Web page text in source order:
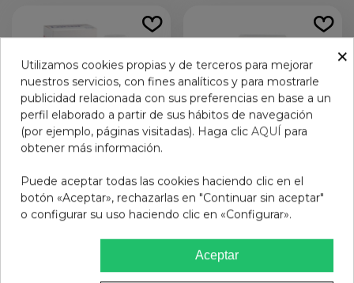
LACER CLORHEXIDINA
COLUT 500ML
11,95 €
Añadir al carrito
GINGIKIN ENJUAGUE
BUCAL 500ML
12,50 €
Añadir al carrito
×
Utilizamos cookies propias y de terceros para mejorar
nuestros servicios, con fines analíticos y para mostrarle
publicidad relacionada con sus preferencias en base a un
perfil elaborado a partir de sus hábitos de navegación
(por ejemplo, páginas visitadas). Haga clic AQUÍ para
obtener más información.
Puede aceptar todas las cookies haciendo clic en el
botón «Aceptar», rechazarlas en "Continuar sin aceptar"
o configurar su uso haciendo clic en «Configurar».
Aceptar